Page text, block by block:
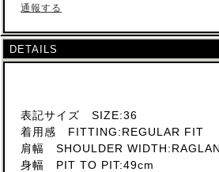
通報する
DETAILS
表記サイズ SIZE:36
着用感 FITTING:REGULAR FIT
肩幅 SHOULDER
身幅 PIT TO PIT:49cm